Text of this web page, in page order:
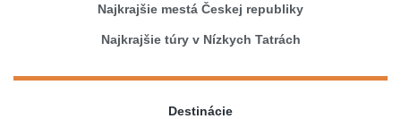
Najkrajšie mestá Českej republiky
Najkrajšie túry v Nízkych Tatrách
Destinácie